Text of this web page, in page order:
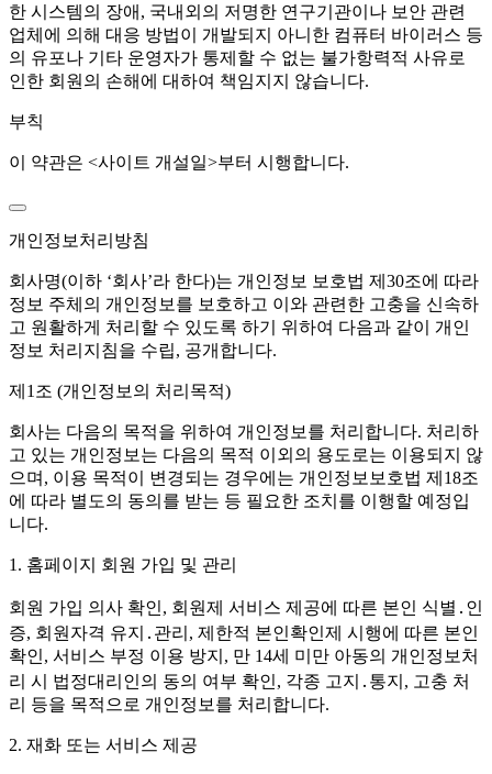
한 시스템의 장애, 국내외의 저명한 연구기관이나 보안 관련
업체에 의해 대응 방법이 개발되지 아니한 컴퓨터 바이러스 등
의 유포나 기타 운영자가 통제할 수 없는 불가항력적 사유로
인한 회원의 손해에 대하여 책임지지 않습니다.
부칙
이 약관은 <사이트 개설일>부터 시행합니다.
개인정보처리방침
회사명(이하 ‘회사’라 한다)는 개인정보 보호법 제30조에 따라
정보 주체의 개인정보를 보호하고 이와 관련한 고충을 신속하
고 원활하게 처리할 수 있도록 하기 위하여 다음과 같이 개인
정보 처리지침을 수립, 공개합니다.
제1조 (개인정보의 처리목적)
회사는 다음의 목적을 위하여 개인정보를 처리합니다. 처리하
고 있는 개인정보는 다음의 목적 이외의 용도로는 이용되지 않
으며, 이용 목적이 변경되는 경우에는 개인정보보호법 제18조
에 따라 별도의 동의를 받는 등 필요한 조치를 이행할 예정입
니다.
1. 홈페이지 회원 가입 및 관리
회원 가입 의사 확인, 회원제 서비스 제공에 따른 본인 식별․인
증, 회원자격 유지․관리, 제한적 본인확인제 시행에 따른 본인
확인, 서비스 부정 이용 방지, 만 14세 미만 아동의 개인정보처
리 시 법정대리인의 동의 여부 확인, 각종 고지․통지, 고충 처
리 등을 목적으로 개인정보를 처리합니다.
2. 재화 또는 서비스 제공